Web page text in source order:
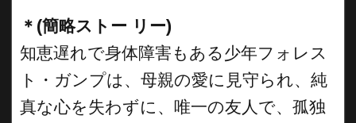
＊(簡略ストー リー)
知恵遅れで身体障害もある少年フォレス
ト・ガンプは、母親の愛に見守られ、純
真な心を失わずに、唯一の友人で、孤独